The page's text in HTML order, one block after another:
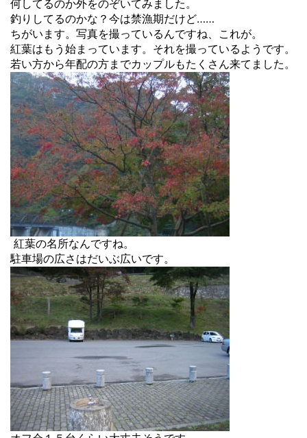
何してるのか外をのぞいてみました。
釣りしてるのかな？今は禁漁期だけど……
ちがいます。写真を撮っているんですね、これが。
紅葉はもう始まっています。それを撮っているようです。
若い方から年配の方までカップルもたくさん来てました。
紅葉の名所なんですね。
駐車場の広さはだいぶ広いです。